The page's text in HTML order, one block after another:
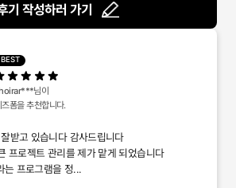
기 작성하러 가기
BEST
님이
즈폼을 추천합니다.
받고 있습니다 감사드립니다
프로젝트 관리를 제가 맡게 되었습니다
는 프로그램을 정...